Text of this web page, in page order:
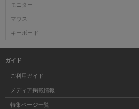
モニター
マウス
キーボード
ガイド
ご利用ガイド
メディア掲載情報
特集ページ一覧